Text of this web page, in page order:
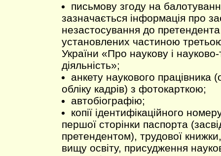
письмову згоду на
зазначається інформація про
незастосування до
установлених частиною
України «Про наукову і науково-
діяльність»;
анкету наукового працівника
обліку кадрів) з фотокарткою;
автобіографію;
копії ідентифікаційного
першої сторінки паспорта
претендентом), трудової
вищу освіту, присудження